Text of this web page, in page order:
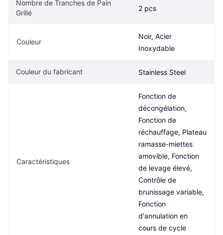
Nombre de Tranches de Pain
Grillé
2 pcs
Couleur
Noir, Acier
Inoxydable
Couleur du fabricant Stainless Steel
Caractéristiques
Fonction de
décongélation,
Fonction de
réchauffage, Plateau
ramasse-miettes
amovible, Fonction
de levage élevé,
Contrôle de
brunissage variable,
Fonction
d'annulation en
cours de cycle